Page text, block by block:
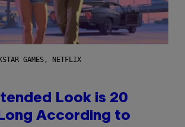
GAMES, NETFLIX
Look is 20
According to